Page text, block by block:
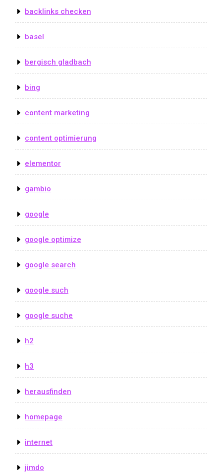
backlinks checken
basel
bergisch gladbach
bing
content marketing
content optimierung
elementor
gambio
google
google optimize
google search
google such
google suche
h2
h3
herausfinden
homepage
internet
jimdo